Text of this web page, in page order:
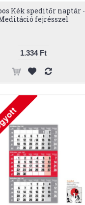
Kék speditőr naptár -
fejrésszel
1.334 Ft